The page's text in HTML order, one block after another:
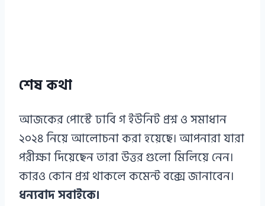
শেষ কথা
আজকের পোস্টে ঢাবি গ ইউনিট প্রশ্ন ও সমাধান
২০২৪ নিয়ে আলোচনা করা হয়েছে। আপনারা যারা
পরীক্ষা দিয়েছেন তারা উত্তর গুলো মিলিয়ে নেন।
কারও কোন প্রশ্ন থাকলে কমেন্ট বক্সে জানাবেন।
ধন্যবাদ সবাইকে।